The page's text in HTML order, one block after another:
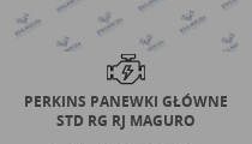
PERKINS PANEWKI GŁÓWNE
STD RG RJ MAGURO